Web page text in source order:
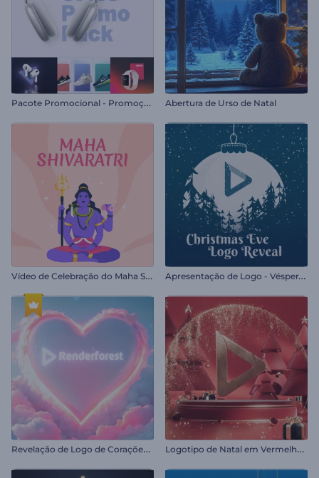
P
acote Promocional - Promoção de Produtos Abertura de Urso de Natal
V
ídeo de Celebração do Maha Shivratri A
presentação de Logo - Véspera de Natal
R
evelação de Logo de Corações de Dia dos Namorados L
ogotipo de Natal em Vermelho Rubi